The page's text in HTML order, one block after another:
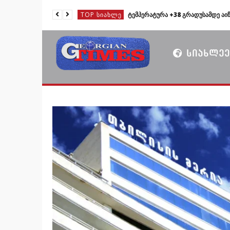
TOP ᲡᲘᲐᲮᲚᲔ
TOP ᲡᲘᲐᲮᲚᲔ
TOP ᲡᲘᲐᲮᲚᲔ
TOP ᲡᲘᲐᲮᲚᲔ